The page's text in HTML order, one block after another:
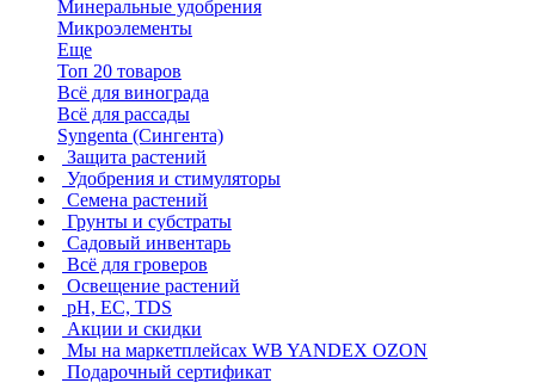
Минеральные удобрения
Микроэлементы
Еще
Топ 20 товаров
Всё для винограда
Всё для рассады
Syngenta (Сингента)
Защита растений
Удобрения и стимуляторы
Семена растений
Грунты и субстраты
Садовый инвентарь
Всё для гроверов
Освещение растений
pH, EC, TDS
Акции и скидки
Мы на маркетплейсах WB YANDEX OZON
Подарочный сертификат